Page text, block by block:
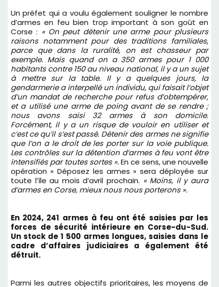
Un préfet qui a voulu également souligner le nombre
d’armes en feu bien trop important à son goût en
Corse : « On peut détenir une arme pour plusieurs
raisons notamment pour des traditions familiales,
parce que dans la ruralité, on est chasseur par
exemple. Mais quand on a 350 armes pour 1 000
habitants contre 150 au niveau national, il y a un sujet
à mettre sur la table. Il y a quelques jours, la
gendarmerie a interpellé un individu, qui faisait l’objet
d’un mandat de recherche pour refus d’obtempérer,
et a utilisé une arme de poing avant de se rendre ;
nous avons saisi 32 armes à son domicile.
Forcément, il y a un risque de vouloir en utiliser et
c’est ce qu’il s’est passé. Détenir des armes ne signifie
que l’on a le droit de les porter sur la voie publique.
Les contrôles sur la détention d’armes à feu vont être
intensifiés par toutes sortes ».En ce sens, une nouvelle
opération « Déposez les armes » sera déployée sur
toute l’île au mois d’avril prochain. « Moins, il y aura
d’armes en Corse, mieux nous nous porterons ».
En 2024, 241 armes à feu ont été saisies par les
forces de sécurité intérieure en Corse-du-Sud.
Un stock de 1 500 armes longues, saisies dans le
cadre d’affaires judiciaires a également été
détruit.
Parmi les autres objectifs prioritaires, les moyens de